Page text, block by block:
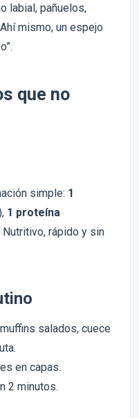
labial, pañuelos,
mismo, un espejo
que no
simple: 1
1 proteína
Nutritivo, rápido y sin
salados, cuece
en capas.
2 minutos.